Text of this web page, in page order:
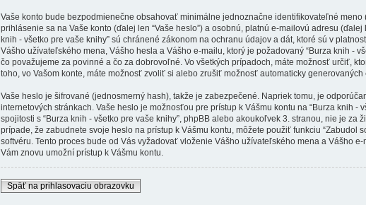
Vaše konto bude bezpodmienečne obsahovať minimálne jednoznačne identifikovateľné meno
prihlásenie sa na Vaše konto (ďalej len “Vaše heslo”) a osobnú, platnú e-mailovú adresu (ďalej
knih - všetko pre vaše knihy” sú chránené zákonom na ochranu údajov a dát, ktoré sú v
Vášho užívateľského mena, Vášho hesla a Vášho e-mailu, ktorý je požadovaný “Burza knih -
čo považujeme za povinné a čo za dobrovoľné. Vo všetkých prípadoch, máte možnosť určiť,
toho, vo Vašom konte, máte možnosť zvoliť si alebo zrušiť možnosť automaticky generovaných
Vaše heslo je šifrované (jednosmerný hash), takže je zabezpečené. Napriek tomu, je
internetových stránkach. Vaše heslo je možnosťou pre prístup k Vášmu kontu na “Burza knih -
spojitosti s “Burza knih - všetko pre vaše knihy”, phpBB alebo akoukoľvek 3. stranou, nie je
prípade, že zabudnete svoje heslo na prístup k Vášmu kontu, môžete použiť funkciu “Zabudol
softvéru. Tento proces bude od Vás vyžadovať vloženie Vášho užívateľského mena a Vášho
Vám znovu umožní prístup k Vášmu kontu.
Späť na prihlasovaciu obrazovku